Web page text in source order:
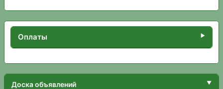
Оплаты
Доска объявлений